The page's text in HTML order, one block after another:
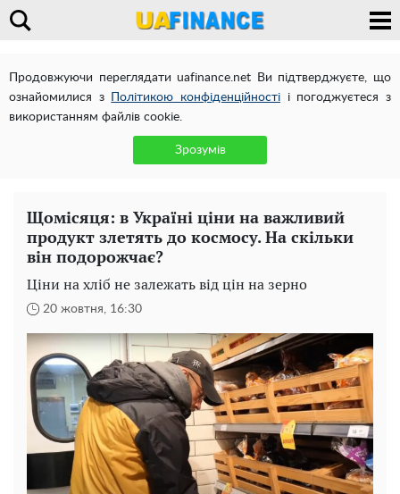
Продовжуючи переглядати uafinance.net Ви підтверджуєте, що
ознайомилися з
Політикою конфіденційності і погоджуєтеся з
використанням файлів cookie.
Зрозумів
Щомісяця: в Україні ціни на важливий
продукт злетять до космосу. На скільки
він подорожчає?
Ціни на хліб не залежать від цін на зерно
20 жовтня, 16:30